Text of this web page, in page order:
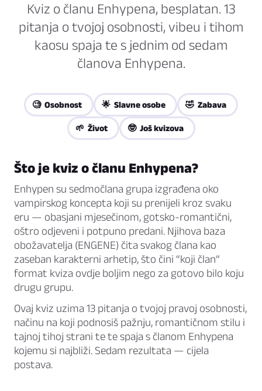
Kviz o članu Enhypena, besplatan. 13
pitanja o tvojoj osobnosti, vibeu i tihom
kaosu spaja te s jednim od sedam
članova Enhypena.
🧐 Osobnost 🌟 Slavne osobe 🤣 Zabava
🌱 Život 🤓 Još kvizova
Što je kviz o članu Enhypena?
Enhypen su sedmočlana grupa izgrađena oko
vampirskog koncepta koji su prenijeli kroz svaku
eru — obasjani mjesečinom, gotsko-romantični,
oštro odjeveni i potpuno predani. Njihova baza
obožavatelja (ENGENE) čita svakog člana kao
zaseban karakterni arhetip, što čini “koji član”
format kviza ovdje boljim nego za gotovo bilo koju
drugu grupu.
Ovaj kviz uzima 13 pitanja o tvojoj pravoj osobnosti,
načinu na koji podnosiš pažnju, romantičnom stilu i
tajnoj tihoj strani te te spaja s članom Enhypena
kojemu si najbliži. Sedam rezultata — cijela
postava.